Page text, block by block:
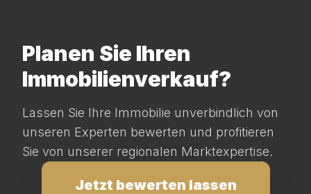
Planen Sie Ihren
Immobilienverkauf?
Lassen Sie Ihre Immobilie unverbindlich von
unseren Experten bewerten und profitieren
Sie von unserer regionalen Marktexpertise.
Jetzt bewerten lassen